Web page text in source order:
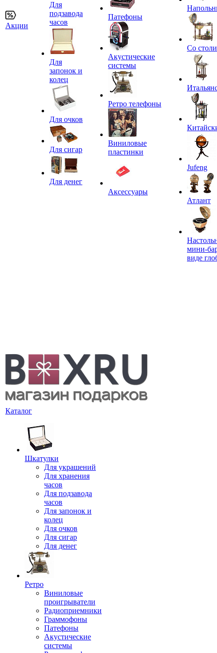
Акции
Для
подзавода
часов
Для
запонок и
колец
Для очков
Для сигар
Для денег
Патефоны
Акустические
системы
Ретро телефоны
Виниловые
пластинки
Аксессуары
Со
Jufeng
Атлант
мини-
виде
Каталог
Шкатулки
Для украшений
Для хранения
часов
Для подзавода
часов
Для запонок и
колец
Для очков
Для сигар
Для денег
Ретро
Виниловые
проигрыватели
Радиоприемники
Граммофоны
Патефоны
Акустические
системы